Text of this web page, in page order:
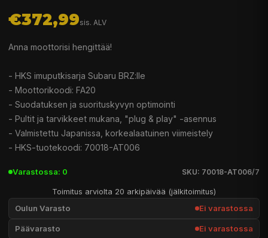
€372,99sis. ALV
Anna moottorisi hengittää!
- HKS imuputkisarja Subaru BRZ:lle
- Moottorikoodi: FA20
- Suodatuksen ja suorituskyvyn optimointi
- Pultit ja tarvikkeet mukana, "plug & play" -asennus
- Valmistettu Japanissa, korkealaatuinen viimeistely
- HKS-tuotekoodi: 70018-AT006
Varastossa: 0 SKU: 70018-AT006/7
Toimitus arviolta 20 arkipäivää (jälkitoimitus)
Oulun Varasto Ei varastossa
Päävarasto Ei varastossa